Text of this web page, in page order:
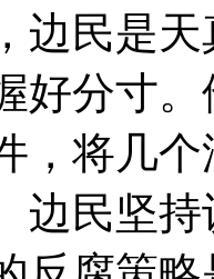
边民是
好分寸
，将几
边民坚